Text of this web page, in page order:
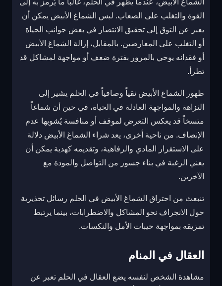
الشماغ الأبيض، عندما يظهر في الحلم، غالباً ما يُرمز به إلى
القوة والتغلب على الصعاب. لبس الشماغ الأبيض يمكن أن
يعبر عن التوق إلى تحقيق الانتصار في بعض جوانب الحياة
أو التغلب على المعارضين. بالمقابل، إزالة الشماغ الأبيض
أو فقدانه يوحي بالمرور بفترة ضعف أو مواجهة لمشاكل قد
تطرأ.
ظهور الشماغ الأبيض نقياً وصافياً في الحلم يشير إلى
النزاهة والمواجهة العادلة في الحياة، في حين أن شماغاً
متسخاً قد يعكس التعرض لموقف أو منافسة يُشوبها عدم
الإنصاف. من ناحية أخرى، يعد شراء الشماغ الأبيض دلالة
على الاستقرار المادي والرفاهية، وتقديمه كهدية يمكن أن
يعني الرغبة في بناء جسور من التواصل والمودة مع
الآخرين.
تنبعث من احتراق الشماغ الأبيض في الحلم رسائل تحذيرية
حول الانجراف نحو المشاكل والاضطرابات، بينما يرتبط
تمزيقه بمواجهة خيبات الأمل والنكسات.
العقال في المنام
مشاهدة الشخص لنفسه يضع العقال في الحلم تعبر عن